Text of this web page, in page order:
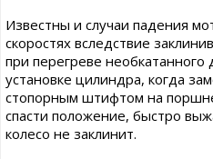
Известны и случаи падения
скоростях вследствие
при перегреве необкатанного
установке цилиндра, когда
стопорным штифтом на
спасти положение, быстро
колесо не заклинит.